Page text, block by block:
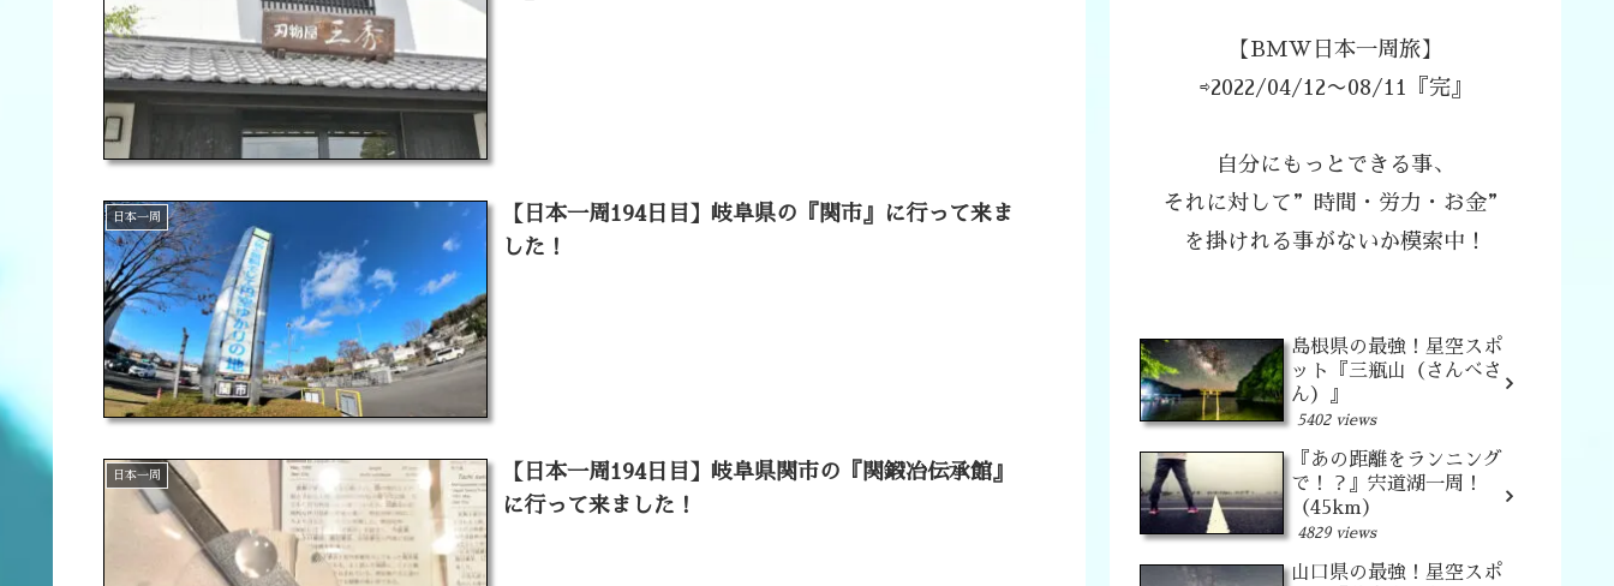
日本一周
【日本一周194日目】岐阜県の『関市』に行って来ま
した！
日本一周
【日本一周194日目】岐阜県関市の『関鍛冶伝承館』
に行って来ました！
【BMW日本一周旅】
⇨2022/04/12〜08/11『完』
自分にもっとできる事、
それに対して”時間・労力・お金”
を掛けれる事がないか模索中！
島根県の最強！星空スポ
ット『三瓶山（さんべさ
ん）』
5402 views
『あの距離をランニング
で！？』宍道湖一周！
（45km）
4829 views
山口県の最強！星空スポ